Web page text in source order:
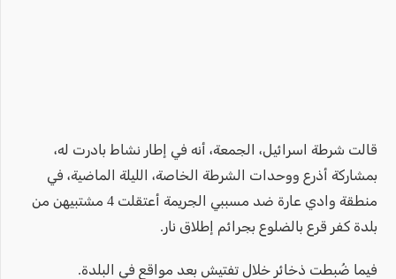
قالت شرطة اسرائيل، الجمعة، أنه في إطار نشاط بادرت له،
بمشاركة أذرع ووحدات الشرطة الخاصة، الليلة الماضية، في
منطقة وادي عارة ضد مسببي الجريمة أعتقلت 4 مشتبيهن من
بلدة كفر قرع بالضلوع بجرائم إطلاق نار.
فيما ضُبطت ذخائر خلال تفتيش بعد مواقع في البلدة.